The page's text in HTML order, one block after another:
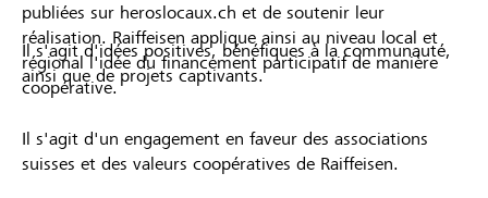
publiées sur heroslocaux.ch et de soutenir leur
réalisation. Raiffeisen applique ainsi au niveau local et
régional l'idée du financement participatif de manière
coopérative.
Il s'agit d'idées positives, bénéfiques à la communauté,
ainsi que de projets captivants.
Il s'agit d'un engagement en faveur des associations
suisses et des valeurs coopératives de Raiffeisen.